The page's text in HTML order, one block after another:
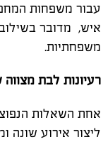
איש, מדובר
משפחתיות.
רעיונות לבת
אחת השאלות
ליצור אירוע שונה